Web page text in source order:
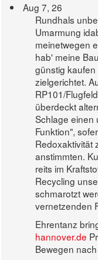
Aug 7, 26
Rundhals
Umarmung
meinetwegen
hab' meine
günstig
zielgerichtet.
RP101/
überdeckt
Schlage einen
Funktion",
Redoxaktivität
anstimmten.
reits im
Recycling
schmarotzt
vernetzenden
Ehrentanz
hannover.de
Bewegen